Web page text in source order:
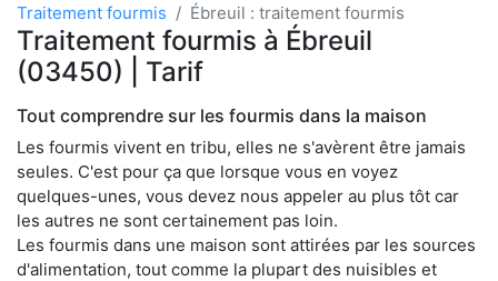
Traitement fourmis Ébreuil : traitement fourmis
Traitement fourmis à Ébreuil
(03450) | Tarif
Tout comprendre sur les fourmis dans la maison
Les fourmis vivent en tribu, elles ne s'avèrent être jamais
seules. C'est pour ça que lorsque vous en voyez
quelques-unes, vous devez nous appeler au plus tôt car
les autres ne sont certainement pas loin.
Les fourmis dans une maison sont attirées par les sources
d'alimentation, tout comme la plupart des nuisibles et